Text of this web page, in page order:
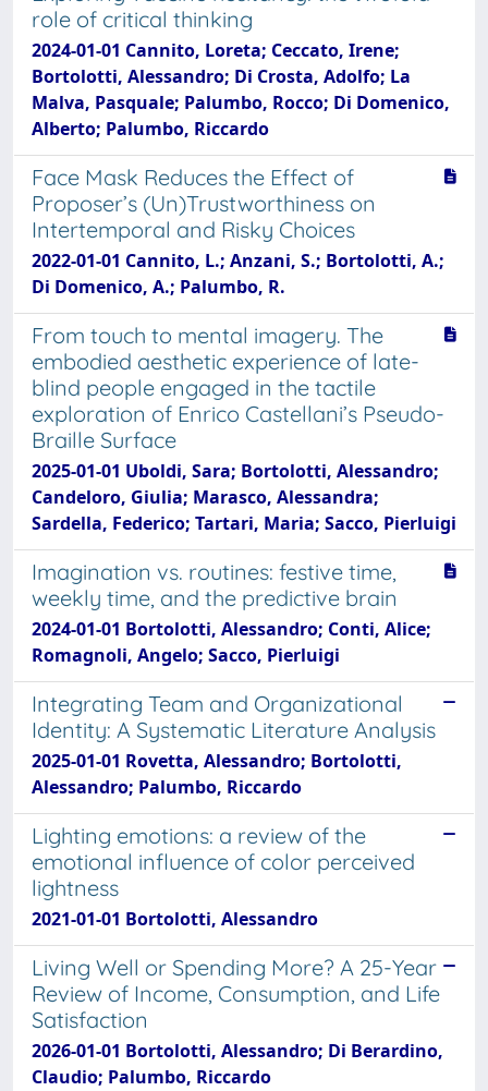
role of critical thinking
2024-01-01 Cannito, Loreta; Ceccato, Irene;
Bortolotti, Alessandro; Di Crosta, Adolfo; La
Malva, Pasquale; Palumbo, Rocco; Di Domenico,
Alberto; Palumbo, Riccardo
Face Mask Reduces the Effect of
Proposer’s (Un)Trustworthiness on
Intertemporal and Risky Choices
2022-01-01 Cannito, L.; Anzani, S.; Bortolotti, A.;
Di Domenico, A.; Palumbo, R.
From touch to mental imagery. The
embodied aesthetic experience of late-
blind people engaged in the tactile
exploration of Enrico Castellani’s Pseudo-
Braille Surface
2025-01-01 Uboldi, Sara; Bortolotti, Alessandro;
Candeloro, Giulia; Marasco, Alessandra;
Sardella, Federico; Tartari, Maria; Sacco, Pierluigi
Imagination vs. routines: festive time,
weekly time, and the predictive brain
2024-01-01 Bortolotti, Alessandro; Conti, Alice;
Romagnoli, Angelo; Sacco, Pierluigi
Integrating Team and Organizational
Identity: A Systematic Literature Analysis
2025-01-01 Rovetta, Alessandro; Bortolotti,
Alessandro; Palumbo, Riccardo
Lighting emotions: a review of the
emotional influence of color perceived
lightness
2021-01-01 Bortolotti, Alessandro
Living Well or Spending More? A 25-Year
Review of Income, Consumption, and Life
Satisfaction
2026-01-01 Bortolotti, Alessandro; Di Berardino,
Claudio; Palumbo, Riccardo